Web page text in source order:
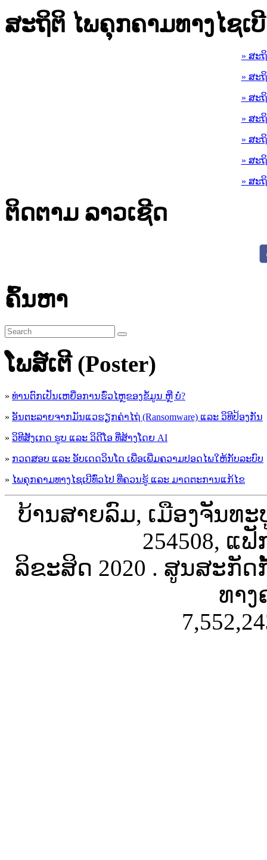
ສະຖິຕິ ໄພຄຸກຄາມທາງໄຊເບີ
» ສະ
» ສະ
» ສະ
» ສະ
» ສະ
» ສະ
» ສະ
ຕິດຕາມ ລາວເຊີດ
ຄົ້ນຫາ
ໂພສ໌ເຕີ (Poster)
» ທ່ານຕົກເປັນເຫຍື່ອການຮົ່ວໄຫຼຂອງຂໍ້ມູນ ຫຼື ບໍ່?
» ອັນຕະລາຍຈາກມັນແວຮຽກຄ່າໄຖ່ (Ransomware) ແລະ ວິທີປ້ອງກັນ
» ວິທີສັງເກດ ຮູບ ແລະ ວິດີໂອ ທີ່ສ້າງໂດຍ AI
» ກວດສອບ ແລະ ອັບເດດວິນໂດ ເພື່ອເພີ່ມຄວາມປອດໄພໃຫ້ກັບລະບົບ
» ໄພຄຸກຄາມທາງໄຊເບີທົ່ວໄປ ທີ່ຄວນຮູ້ ແລະ ມາດຕະການແກ້ໄຂ
ບ້ານສາຍລົມ, ເມືອງຈັນທະ
254508, ແຟັ
ລິຂະສິດ 2020 . ສູນສະກັ
ທາງ